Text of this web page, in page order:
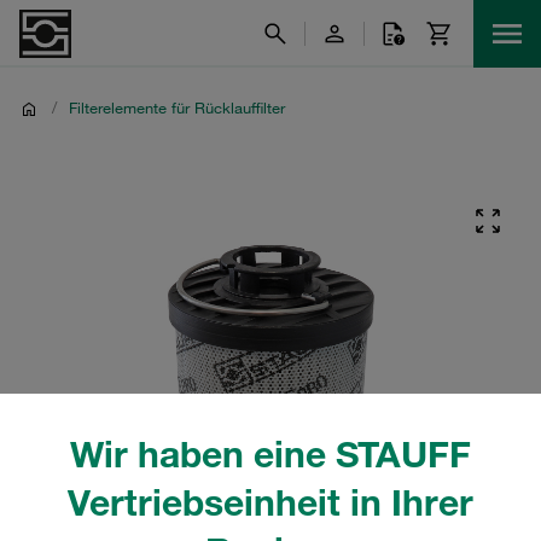
Wir haben eine STAUFF
Vertriebseinheit in Ihrer
/ Filterelemente für Rücklauffilter